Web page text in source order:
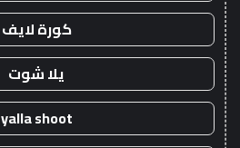
كورة لايف
يلا شوت
yalla shoot